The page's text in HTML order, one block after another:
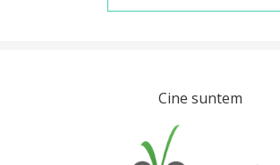
Cine suntem